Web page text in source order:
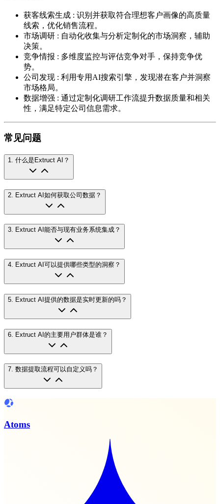
获客线索生成 : 识别并获取符合理想客户画像的高质量
线索，优化销售流程。
市场调研 : 自动化收集与分析定制化的市场洞察，辅助
决策。
竞争情报 : 多维度监控与评估竞争对手，保持竞争优
势。
公司发现 : 利用专用AI搜索引擎，发现潜在客户并洞察
市场格局。
数据增强 : 通过定制化调研工作流提升数据质量和相关
性，满足特定公司信息需求。
常见问题
1 什么是Extruct AI？
2 Extruct AI如何获取公司数据？
3. Extruct AI能否与现有业务系统集成？
4. Extruct AI可以提供哪些类型的洞察？
5 Extruct AI提供的数据是实时更新的吗？
6 Extruct AI的主要用户群体是谁？
7. 数据提取流程可以自定义吗？
Atoms